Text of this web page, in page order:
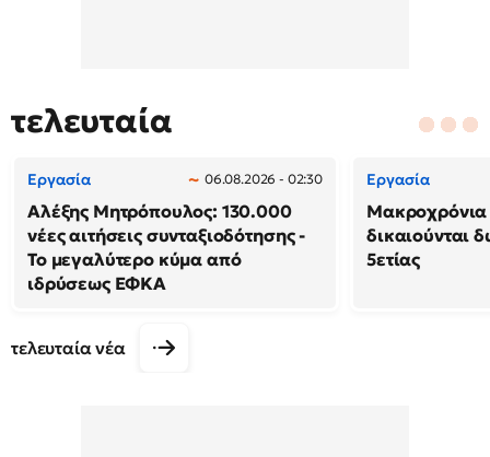
τελευταία
Εργασία 06.08.2026 - 02:30
Αλέξης Μητρόπουλος: 130.000
νέες αιτήσεις συνταξιοδότησης -
Το μεγαλύτερο κύμα από
ιδρύσεως ΕΦΚΑ
Εργασία
Μακροχρόνια
δικαιούνται
5ετίας
τελευταία νέα